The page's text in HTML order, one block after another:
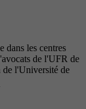
dans les centres
de l'UFR de
de l'Université de